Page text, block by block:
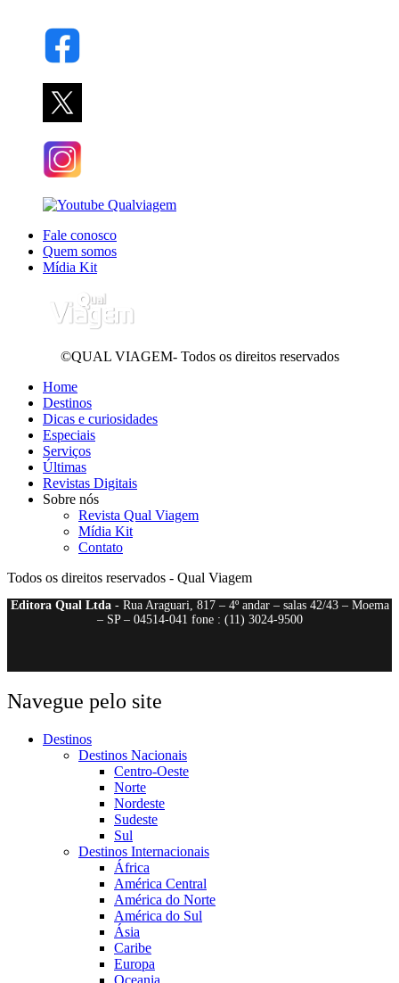
Fale conosco
Quem somos
Mídia Kit
©QUAL VIAGEM- Todos os direitos reservados
Home
Destinos
Dicas e curiosidades
Especiais
Serviços
Últimas
Revistas Digitais
Sobre nós
Revista Qual Viagem
Mídia Kit
Contato
Todos os direitos reservados - Qual Viagem
Editora Qual Ltda- Rua Araguari, 817 – 4º andar – salas 42/43 – Moema
– SP – 04514-041 fone : (11) 3024-9500
Navegue pelo site
Destinos
Destinos Nacionais
Centro-Oeste
Norte
Nordeste
Sudeste
Sul
Destinos Internacionais
África
América Central
América do Norte
América do Sul
Ásia
Caribe
Europa
Oceania